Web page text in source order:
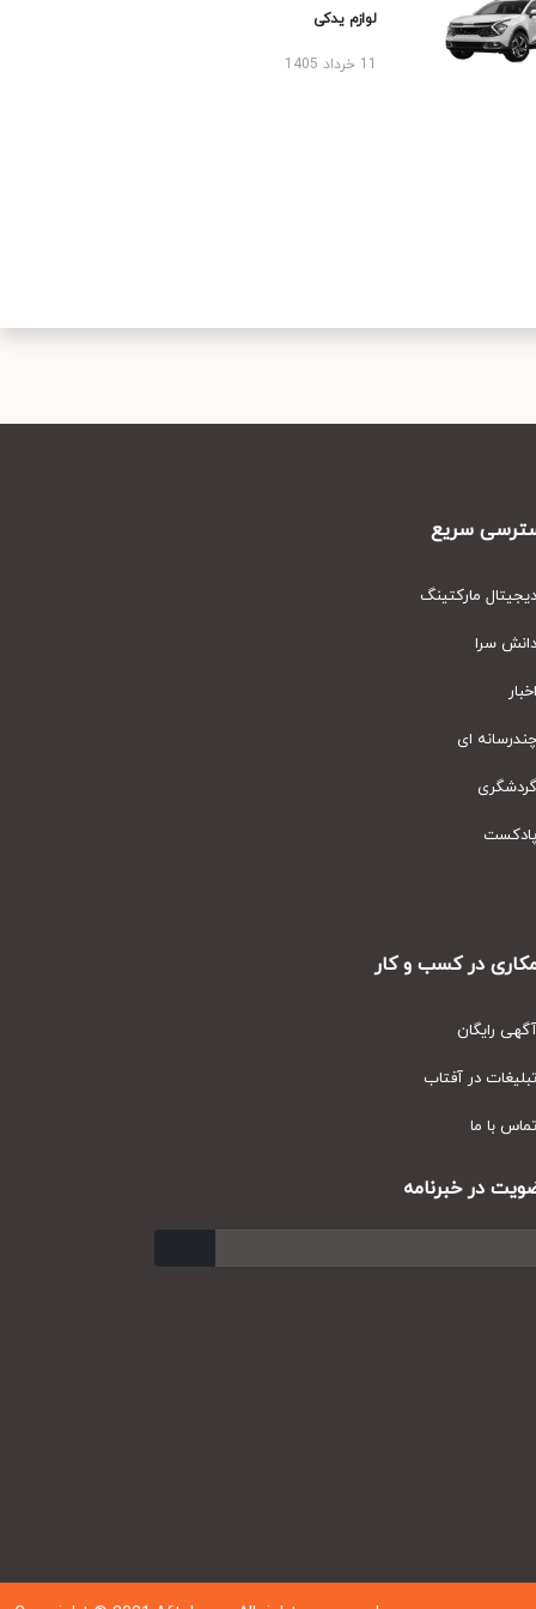
لوازم یدکی
سریع
مارکتینگ
سرا
ای
در کسب و کار
رایگان
در آفتاب
با ما
در خبرنامه